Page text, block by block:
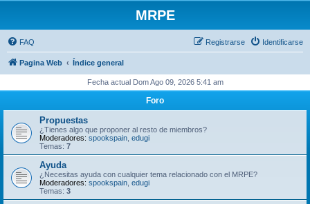
MRPE
FAQ Identificarse
Registrarse
Pagina Web Índice general
Fecha actual Dom Ago 09, 2026 5:41 am
Foro
Propuestas
¿Tienes algo que proponer al resto de miembros?
Moderadores: spookspain edugi
Temas: 7
Ayuda
¿Necesitas ayuda con cualquier tema relacionado con el MRPE?
Moderadores: spookspain edugi
Temas: 3